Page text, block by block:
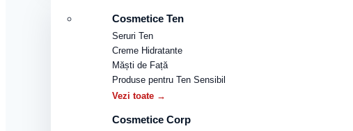
Cosmetice Ten
Seruri Ten
Creme Hidratante
Măști de Față
Produse pentru Ten Sensibil
Vezi toate →
Cosmetice Corp